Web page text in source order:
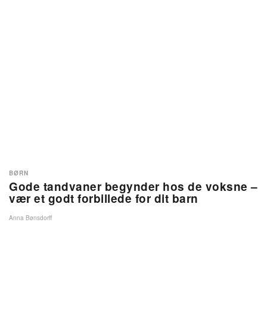
Gode tandvaner begynder hos de voksne –
vær et godt forbillede for dit barn
BØRN
Anna Bønsdorff